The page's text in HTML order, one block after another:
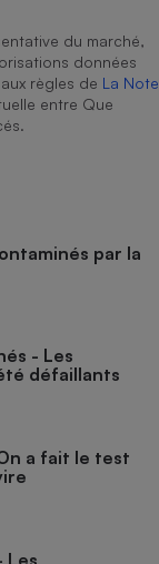
du marché,
données
règles de La Note
entre Que
par la
- Les
défaillants
a fait le test
Les